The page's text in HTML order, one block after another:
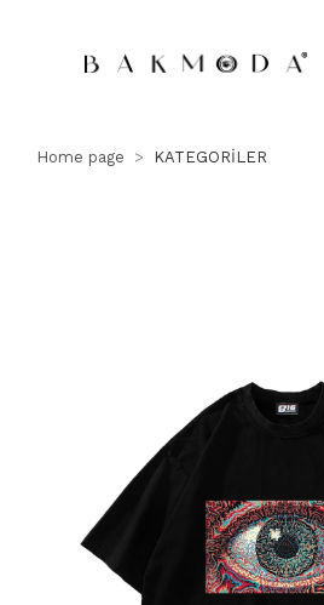
Home page KATEGORİLER